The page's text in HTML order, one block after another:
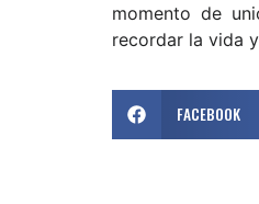
momento de
recordar la vida
FACEBOOK